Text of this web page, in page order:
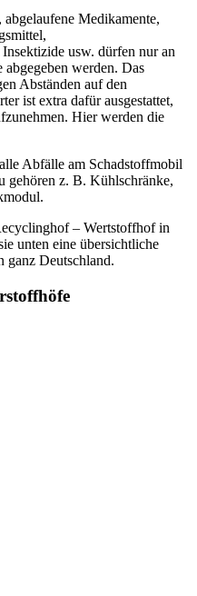
Medikamente,
usw. dürfen nur an
werden. Das
Abständen auf den
ist extra dafür ausgestattet,
Hier werden die
Abfälle am Schadstoffmobil
gehören z. B. Kühlschränke,
– Wertstoffhof in
unten eine übersichtliche
ganz Deutschland.